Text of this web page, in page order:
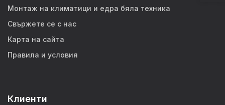
Монтаж на климатици и едра бяла техника
Свържете се с нас
Карта на сайта
Правила и условия
Клиенти